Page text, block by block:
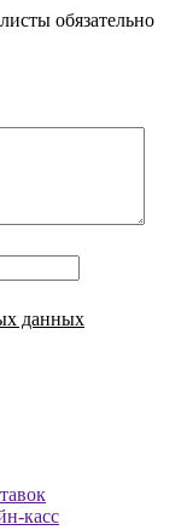
обязательно
данных
касс